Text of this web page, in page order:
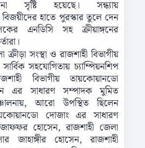
সৃষ্টি হয়েছে। সন্ধ্যায়
বিজয়ীদের হাতে পুরস্কার তুলে দেন
এনডিসি সহ ক্রীয়াঙ্গনের
ক্রীড়া সংস্থা ও রাজশাহী বিভাগীয়
সার্বিক সহযোগিতায় চ্যাম্পিয়নশিপ
বিভাগীয় তায়কোয়ানডো
এর সাধারণ সম্পাদক মুমিত
আরো উপস্থিত ছিলেন
দোজাং এর সাধারণ
হোসেন, রাজশাহী জেলা
জাহাঙ্গীর হোসেন, রাজশাহী